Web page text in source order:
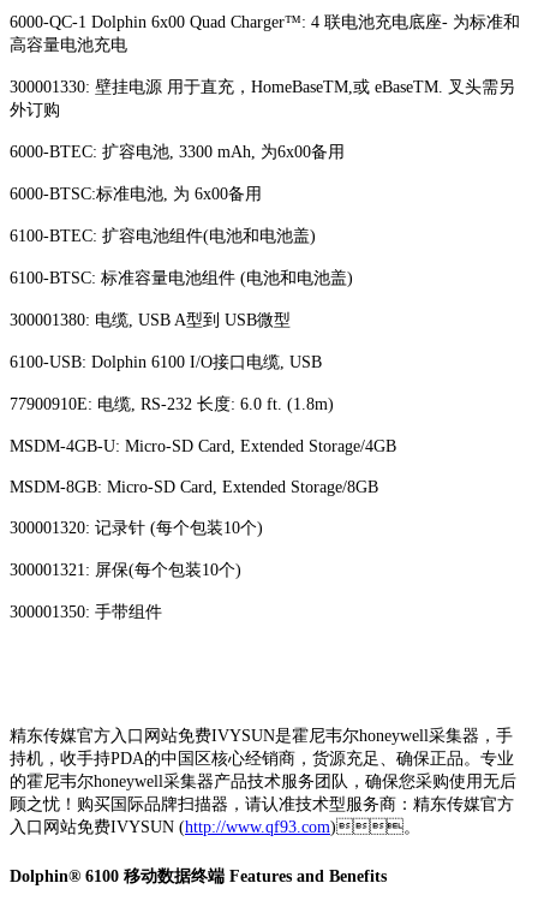
6000-QC-1 Dolphin 6x00 Quad Charger™: 4 联电池充电底座- 为标准和
高容量电池充电
300001330: 壁挂电源 用于直充，HomeBaseTM,或 eBaseTM. 叉头需另
外订购
6000-BTEC: 扩容电池, 3300 mAh, 为6x00备用
6000-BTSC:标准电池, 为 6x00备用
6100-BTEC: 扩容电池组件(电池和电池盖)
6100-BTSC: 标准容量电池组件 (电池和电池盖)
300001380: 电缆, USB A型到 USB微型
6100-USB: Dolphin 6100 I/O接口电缆, USB
77900910E: 电缆, RS-232 长度: 6.0 ft. (1.8m)
MSDM-4GB-U: Micro-SD Card, Extended Storage/4GB
MSDM-8GB: Micro-SD Card, Extended Storage/8GB
300001320: 记录针 (每个包装10个)
300001321: 屏保(每个包装10个)
300001350: 手带组件
精东传媒官方入口网站免费IVYSUN是霍尼韦尔honeywell采集器，手
持机，收手持PDA的中国区核心经销商，货源充足、确保正品。专业
的霍尼韦尔honeywell采集器产品技术服务团队，确保您采购使用无后
顾之忧！购买国际品牌扫描器，请认准技术型服务商：精东传媒官方
入口网站免费IVYSUN (http://www.qf93.com)。
Dolphin® 6100 移动数据终端 Features and Benefits